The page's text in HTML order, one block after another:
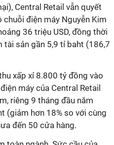
Central Retail vẫn quyết
điện máy Nguyễn Kim
36 triệu USD, đồng thời
tài sản gần 5,9 tỉ baht (186,7
xấp xỉ 8.800 tỷ đồng vào
máy của Central Retail
riêng 9 tháng đầu năm
(giảm hơn 18% so với cùng
đến 50 cửa hàng.